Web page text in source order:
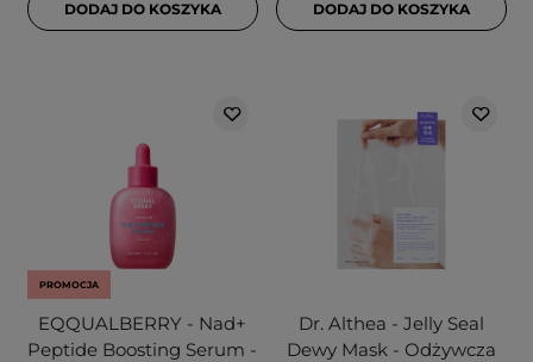
DODAJ DO KOSZYKA DODAJ DO KOSZYKA
PROMOCJA
EQQUALBERRY - Nad+
Peptide Boosting Serum -
Dr. Althea - Jelly Seal
Dewy Mask - Odżywcza